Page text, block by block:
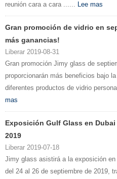
reunión cara a cara ...... Lee mas
Gran promoción de vidrio en
más ganancias!
Liberar 2019-08-31
Gran promoción Jimy glass de
proporcionarán más beneficios bajo
diferentes productos de vidrio
mas
Exposición Gulf Glass en
2019
Liberar 2019-07-18
Jimy glass asistirá a la exposición
del 24 al 26 de septiembre de 2019,